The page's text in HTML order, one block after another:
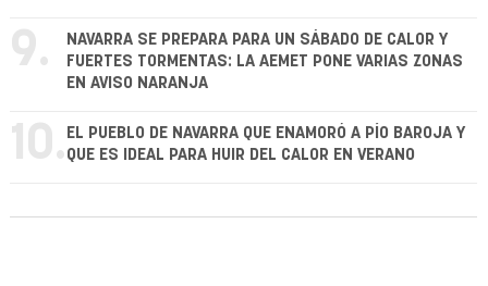
9.
NAVARRA SE PREPARA PARA UN SÁBADO DE CALOR Y
FUERTES TORMENTAS: LA AEMET PONE VARIAS ZONAS
EN AVISO NARANJA
10. EL PUEBLO DE NAVARRA QUE ENAMORÓ A PÍO BAROJA Y
QUE ES IDEAL PARA HUIR DEL CALOR EN VERANO